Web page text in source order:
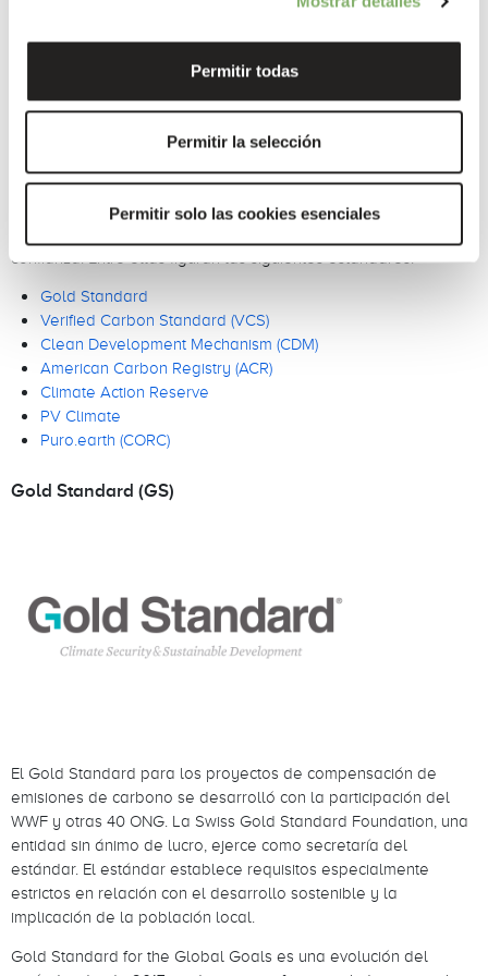
Permitir todas
Permitir la selección
Permitir solo las cookies esenciales
garantiza que el proyecto se monitoriza continuamente y se
verifica periódicamente de conformidad con la metodología,
con lo que cumple los requisitos del estándar.
Información complementaria sobre los estándares y los
auditores seleccionados
En ClimatePartner solo aceptamos proyectos de compensación
confianza. Entre ellas figuran las siguientes estándares:
Gold Standard
Verified Carbon Standard (VCS)
Clean Development Mechanism (CDM)
American Carbon Registry (ACR)
Climate Action Reserve
PV Climate
Puro.earth (CORC)
Gold Standard (GS)
El Gold Standard para los proyectos de compensación de
emisiones de carbono se desarrolló con la participación del
WWF y otras 40 ONG. La Swiss Gold Standard Foundation, una
entidad sin ánimo de lucro, ejerce como secretaría del
estándar. El estándar establece requisitos especialmente
estrictos en relación con el desarrollo sostenible y la
implicación de la población local.
Gold Standard for the Global Goals es una evolución del